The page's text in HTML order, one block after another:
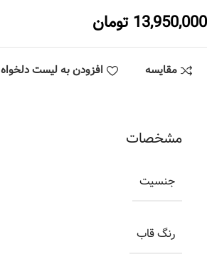
13,950,000 تومان
مقایسه افزودن به لیست دلخواه
مشخصات
جنسیت
رنگ قاب